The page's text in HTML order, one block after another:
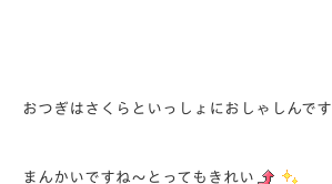
おつぎはさくらといっしょにおしゃしんです
まんかいですね～とってもきれい